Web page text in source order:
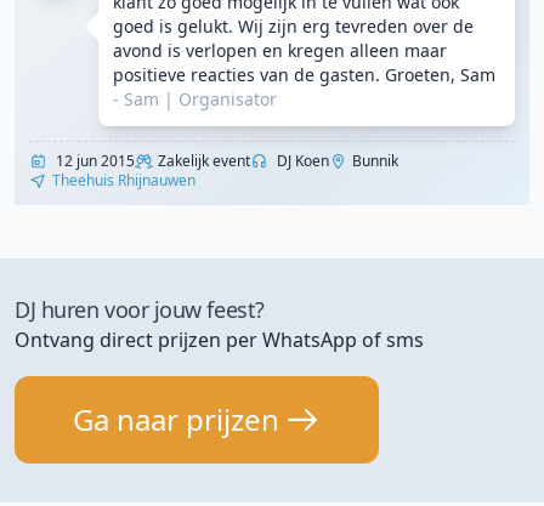
goed is gelukt. Wij zijn erg tevreden over de
avond is verlopen en kregen alleen maar
positieve reacties van de gasten. Groeten, Sam
- Sam | Organisator
12 jun 2015 Zakelijk event DJ Koen
Bunnik
Theehuis Rhijnauwen
DJ huren voor jouw feest?
Ontvang direct prijzen per WhatsApp of sms
Ga naar prijzen